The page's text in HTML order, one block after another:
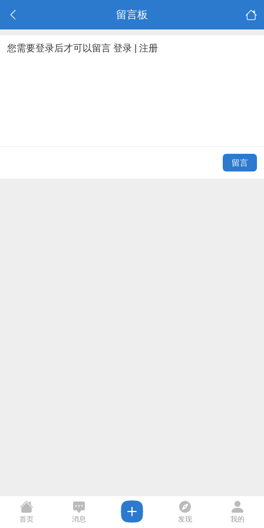
留言板
您需要登录后才可以留言 登录 注册
留言
首页 消息 发现 我的